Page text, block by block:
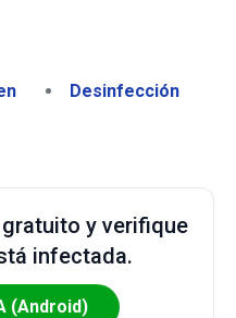
Desinfección
y verifique
infectada.
(Android)